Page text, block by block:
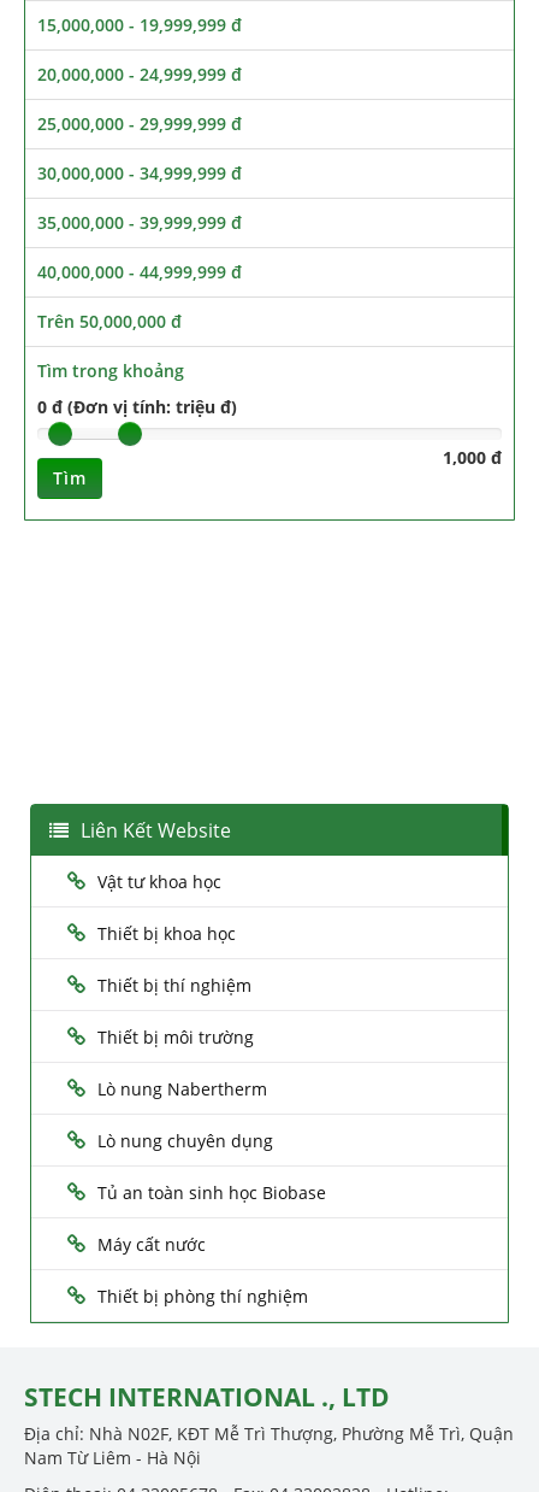
15,000,000 - 19,999,999 đ
20,000,000 - 24,999,999 đ
25,000,000 - 29,999,999 đ
30,000,000 - 34,999,999 đ
35,000,000 - 39,999,999 đ
40,000,000 - 44,999,999 đ
Trên 50,000,000 đ
Tìm trong khoảng
0 đ (Đơn vị tính: triệu đ)
1,000 đ
Tìm
Liên Kết Website
Vật tư khoa học
Thiết bị khoa học
Thiết bị thí nghiệm
Thiết bị môi trường
Lò nung Nabertherm
Lò nung chuyên dụng
Tủ an toàn sinh học Biobase
Máy cất nước
Thiết bị phòng thí nghiệm
STECH INTERNATIONAL ., LTD
Địa chỉ: Nhà N02F, KĐT Mễ Trì Thượng, Phường Mễ Trì, Quận
Nam Từ Liêm - Hà Nội